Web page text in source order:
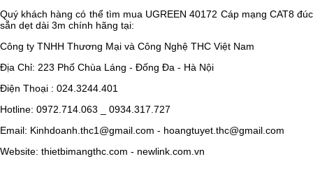
Quý khách hàng có thể tìm mua UGREEN 40172 Cáp mạng CAT8 đúc
sẵn dẹt dài 3m chính hãng tại:
Công ty TNHH Thương Mại và Công Nghệ THC Việt Nam
Địa Chỉ: 223 Phố Chùa Láng - Đống Đa - Hà Nội
Điện Thoại : 024.3244.401
Hotline: 0972.714.063 _ 0934.317.727
Email: Kinhdoanh.thc1@gmail.com - hoangtuyet.thc@gmail.com
Website: thietbimangthc.com - newlink.com.vn